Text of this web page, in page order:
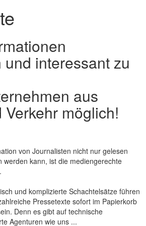
interessant zu
aus
möglich!
von Journalisten nicht nur gelesen
werden kann, ist die mediengerechte
und komplizierte Schachtelsätze führen
Pressetexte sofort im Papierkorb
Denn es gibt auf technische
Agenturen wie uns ...